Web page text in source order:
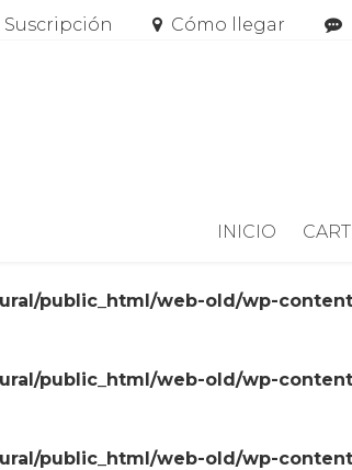
Suscripción Cómo llegar
INICIO
public_html/web-old/wp-
public_html/web-old/wp-
public_html/web-old/wp-